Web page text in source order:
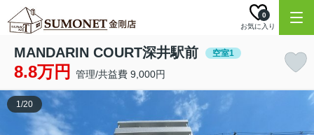
お気に入り
0
MANDARIN COURT深井駅前 空室1
8.8万円 管理/共益費 9,000円
1/20